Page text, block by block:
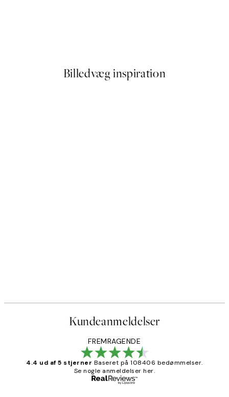
Billedvæg inspiration
Kundeanmeldelser
FREMRAGENDE
4.4 ud af 5 stjerner Baseret på 108406 bedømmelser.
Se nogle anmeldelser her.